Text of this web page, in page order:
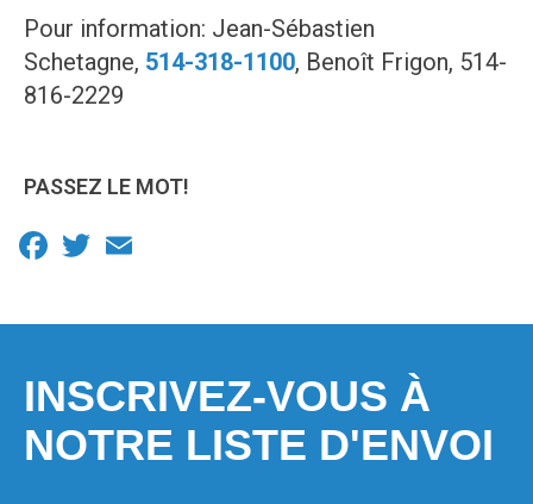
Pour information: Jean-Sébastien
Schetagne, 514-318-1100, Benoît Frigon, 514-
816-2229
PASSEZ LE MOT!
Facebook
Twitter
INSCRIVEZ-VOUS À
NOTRE LISTE D'ENVOI